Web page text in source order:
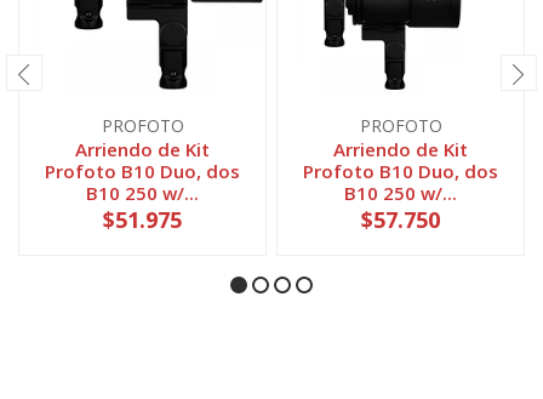
PROFOTO
Arriendo de Kit
Profoto B10 Duo, dos
B10 250 w/...
$51.975
PROFOTO
Arriendo de Kit
Profoto B10 Duo, dos
B10 250 w/...
$57.750